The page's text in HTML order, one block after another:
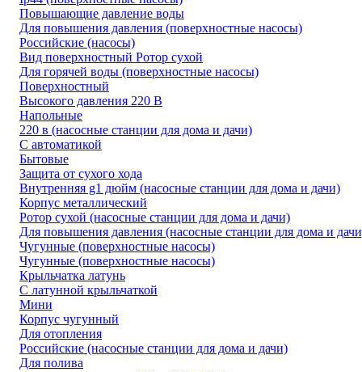
Повышающие давление воды
Для повышения давления (поверхностные насосы)
Российские (насосы)
Вид поверхностный Ротор сухой
Для горячей воды (поверхностные насосы)
Поверхностный
Высокого давления 220 В
Напольные
220 в (насосные станции для дома и дачи)
С автоматикой
Бытовые
Защита от сухого хода
Внутренняя g1 дюйм (насосные станции для дома и дачи)
Корпус металлический
Ротор сухой (насосные станции для дома и дачи)
Для повышения давления (насосные станции для дома и
Чугунные (поверхностные насосы)
Чугунные (поверхностные насосы)
Крыльчатка латунь
С латунной крыльчаткой
Мини
Корпус чугунный
Для отопления
Российские (насосные станции для дома и дачи)
Для полива